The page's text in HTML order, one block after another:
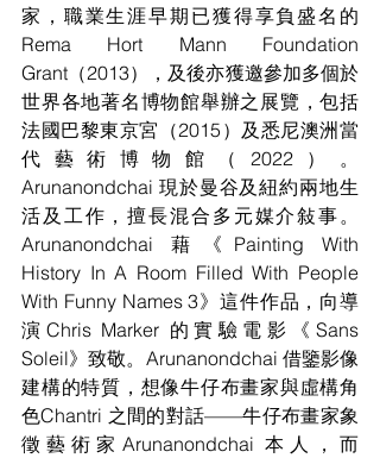
家，職業生涯早期已獲得享負盛名的
Rema Hort Mann Foundation
Grant（2013），及後亦獲邀參加多個於
世界各地著名博物館舉辦之展覽，包括
法國巴黎東京宮（2015）及悉尼澳洲當
代藝術博物館（2022）。
Arunanondchai 現於曼谷及紐約兩地生
活及工作，擅長混合多元媒介敍事。
Arunanondchai 藉《Painting With
History In A Room Filled With People
With Funny Names 3》這件作品，向導
演Chris Marker 的實驗電影《Sans
Soleil》致敬。Arunanondchai 借鑒影像
建構的特質，想像牛仔布畫家與虛構角
色Chantri 之間的對話——牛仔布畫家象
徵藝術家Arunanondchai 本人，而